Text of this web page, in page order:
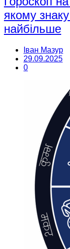
якому
найбільше
Іван Мазур
29.09.2025
0